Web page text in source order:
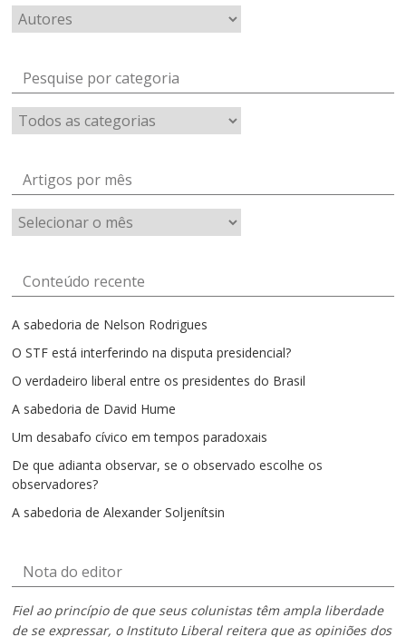
Pesquise por categoria
Artigos por mês
Artigos
por
Conteúdo recente
A sabedoria de Nelson Rodrigues
O STF está interferindo na disputa presidencial?
O verdadeiro liberal entre os presidentes do Brasil
A sabedoria de David Hume
Um desabafo cívico em tempos paradoxais
De que adianta observar, se o observado escolhe os
observadores?
A sabedoria de Alexander Soljenítsin
Nota do editor
Fiel ao princípio de que seus colunistas têm ampla liberdade
de se expressar, o Instituto Liberal reitera que as opiniões dos